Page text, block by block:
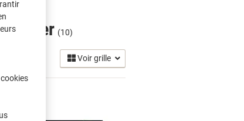
Toner (10)
Voir grille